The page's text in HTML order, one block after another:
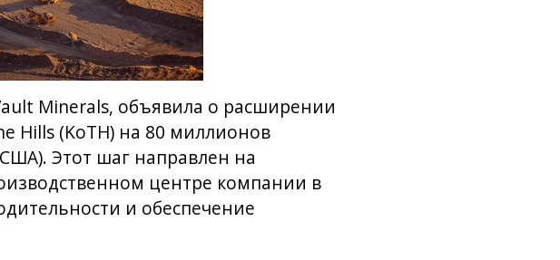
Minerals, объявила о расширении
Hills (KoTH) на 80 миллионов
Этот шаг направлен на
центре компании в
и обеспечение